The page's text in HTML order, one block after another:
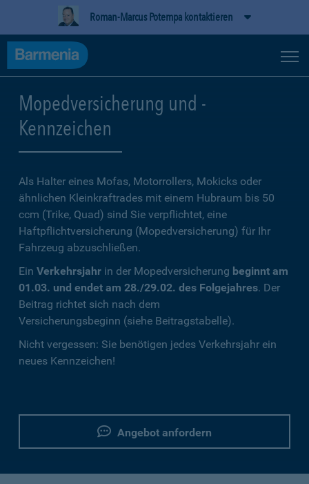
Roman-Marcus Potempa kontaktieren
Mopedversicherung und -
Kennzeichen
Als Halter eines Mofas, Motorrollers, Mokicks oder
ähnlichen Kleinkraftrades mit einem Hubraum bis 50
ccm (Trike, Quad) sind Sie verpflichtet, eine
Haftpflichtversicherung (Mopedversicherung) für Ihr
Fahrzeug abzuschließen.
Ein Verkehrsjahr in der Mopedversicherung beginnt am
01.03. und endet am 28./29.02. des Folgejahres. Der
Beitrag richtet sich nach dem
Versicherungsbeginn (siehe Beitragstabelle).
Nicht vergessen: Sie benötigen jedes Verkehrsjahr ein
neues Kennzeichen!
Angebot anfordern